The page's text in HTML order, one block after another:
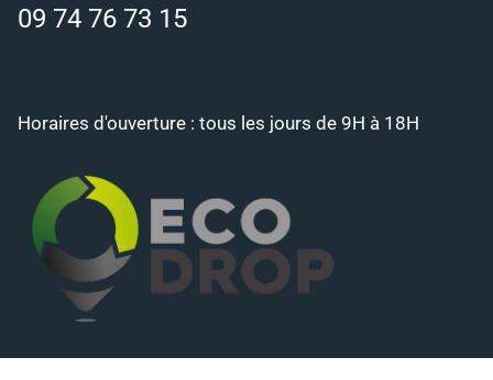
09 74 76 73 15
Horaires d'ouverture : tous les jours de 9H à 18H